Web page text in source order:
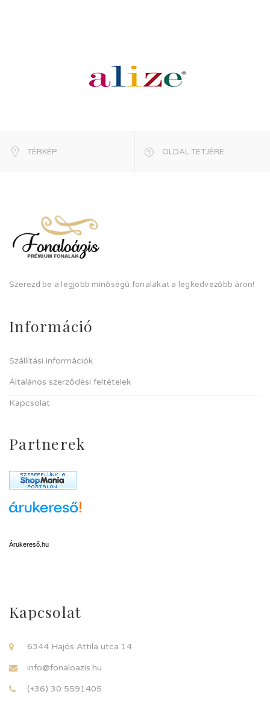
TÉRKÉP OLDAL TETJÉRE
Szerezd be a legjobb minőségű fonalakat a legkedvezőbb áron!
Információ
Szállítási információk
Általános szerződési feltételek
Kapcsolat
Partnerek
Árukereső.hu
Kapcsolat
6344 Hajós Attila utca 14
info@fonaloazis.hu
(+36) 30 5591405